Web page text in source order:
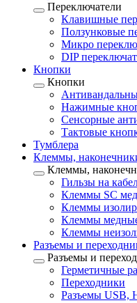
Переключатели
Клавишные
Ползунковые
Микро
DIP
Кнопки
Кнопки
Нажимные
Сенсорные
Тактовые
Тумблера
Клеммы,
Клеммы,
Гильзы на
Клеммы SC
Клеммы
Клеммы
Клеммы
Разъемы и
Разъемы и
Герметичные
Переходники
Разъемы USB,